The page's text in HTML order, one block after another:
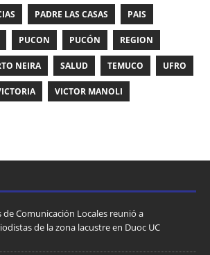
PADRE LAS CASAS PAIS
PUCON PUCÓN REGION
NEIRA SALUD TEMUCO UFRO
VICTOR MANOLI
Comunicación Locales reunió a
de la zona lacustre en Duoc UC